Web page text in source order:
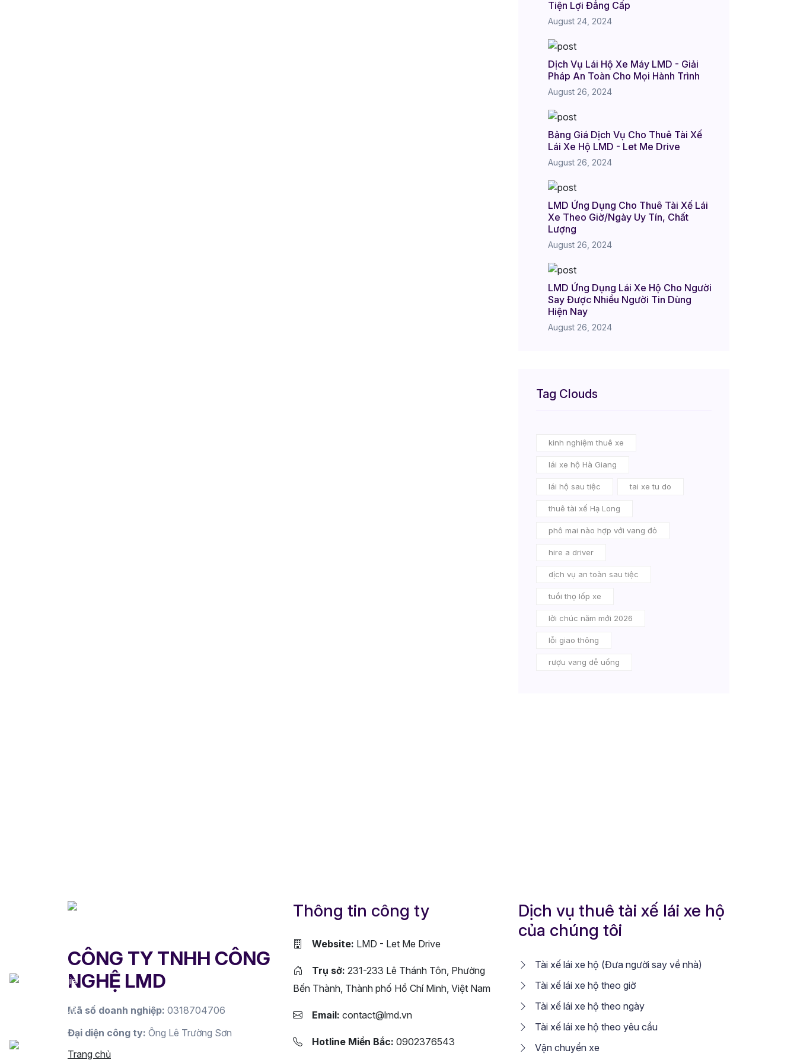
Tiện Lợi Đẳng Cấp
August 24, 2024
Dịch Vụ Lái Hộ Xe Máy LMD - Giải
Pháp An Toàn Cho Mọi Hành Trình
August 26, 2024
Bảng Giá Dịch Vụ Cho Thuê Tài Xế
Lái Xe Hộ LMD - Let Me Drive
August 26, 2024
LMD Ứng Dụng Cho Thuê Tài Xế Lái
Xe Theo Giờ/Ngày Uy Tín, Chất
Lượng
August 26, 2024
LMD Ứng Dụng Lái Xe Hộ Cho Người
Say Được Nhiều Người Tin Dùng
Hiện Nay
August 26, 2024
Tag Clouds
kinh nghiệm thuê xe
lái xe hộ Hà Giang
lái hộ sau tiệc tai xe tu do
thuê tài xế Hạ Long
phô mai nào hợp với vang đỏ
hire a driver
dịch vụ an toàn sau tiệc
tuổi thọ lốp xe
lời chúc năm mới 2026
lỗi giao thông
rượu vang dễ uống
CÔNG TY TNHH CÔNG
NGHỆ LMD
Mã số doanh nghiệp: 0318704706
Đại diện công ty: Ông Lê Trường Sơn
Trang chủ
Thông tin công ty
Website: LMD - Let Me Drive
Trụ sở: 231-233 Lê Thánh Tôn, Phường
Bến Thành, Thành phố Hồ Chí Minh, Việt Nam
Email: contact@lmd.vn
Hotline Miền Bắc: 0902376543
Dịch vụ thuê tài xế lái xe hộ
của chúng tôi
Tài xế lái xe hộ (Đưa người say về nhà)
Tài xế lái xe hộ theo giờ
Tài xế lái xe hộ theo ngày
Tài xế lái xe hộ theo yêu cầu
Vận chuyển xe